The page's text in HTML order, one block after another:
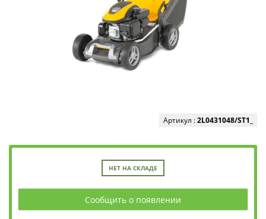
Артикул :2L0431048/ST1_
НЕТ НА СКЛАДЕ
Сообщить о появлении